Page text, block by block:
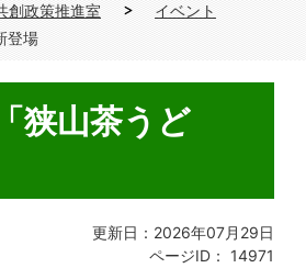
創政策推進室
イベント
登場
狭山茶うど
更新日：2026年07月29日
ページID：
14971